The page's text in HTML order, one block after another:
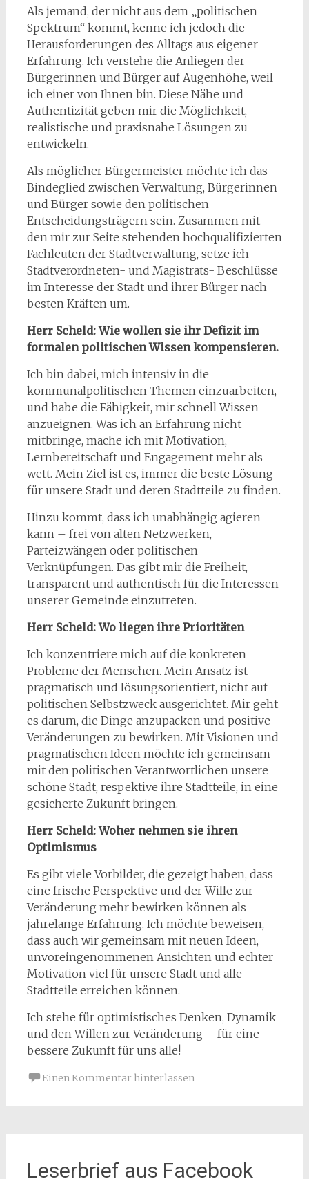
Als jemand, der nicht aus dem „politischen
Spektrum“ kommt, kenne ich jedoch die
Herausforderungen des Alltags aus eigener
Erfahrung. Ich verstehe die Anliegen der
Bürgerinnen und Bürger auf Augenhöhe, weil
ich einer von Ihnen bin. Diese Nähe und
Authentizität geben mir die Möglichkeit,
realistische und praxisnahe Lösungen zu
entwickeln.
Als möglicher Bürgermeister möchte ich das
Bindeglied zwischen Verwaltung, Bürgerinnen
und Bürger sowie den politischen
Entscheidungsträgern sein. Zusammen mit
den mir zur Seite stehenden hochqualifizierten
Fachleuten der Stadtverwaltung, setze ich
Stadtverordneten- und Magistrats- Beschlüsse
im Interesse der Stadt und ihrer Bürger nach
besten Kräften um.
Herr Scheld: Wie wollen sie ihr Defizit im
formalen politischen Wissen kompensieren.
Ich bin dabei, mich intensiv in die
kommunalpolitischen Themen einzuarbeiten,
und habe die Fähigkeit, mir schnell Wissen
anzueignen. Was ich an Erfahrung nicht
mitbringe, mache ich mit Motivation,
Lernbereitschaft und Engagement mehr als
wett. Mein Ziel ist es, immer die beste Lösung
für unsere Stadt und deren Stadtteile zu finden.
Hinzu kommt, dass ich unabhängig agieren
kann – frei von alten Netzwerken,
Parteizwängen oder politischen
Verknüpfungen. Das gibt mir die Freiheit,
transparent und authentisch für die Interessen
unserer Gemeinde einzutreten.
Herr Scheld: Wo liegen ihre Prioritäten
Ich konzentriere mich auf die konkreten
Probleme der Menschen. Mein Ansatz ist
pragmatisch und lösungsorientiert, nicht auf
politischen Selbstzweck ausgerichtet. Mir geht
es darum, die Dinge anzupacken und positive
Veränderungen zu bewirken. Mit Visionen und
pragmatischen Ideen möchte ich gemeinsam
mit den politischen Verantwortlichen unsere
schöne Stadt, respektive ihre Stadtteile, in eine
gesicherte Zukunft bringen.
Herr Scheld: Woher nehmen sie ihren
Optimismus
Es gibt viele Vorbilder, die gezeigt haben, dass
eine frische Perspektive und der Wille zur
Veränderung mehr bewirken können als
jahrelange Erfahrung. Ich möchte beweisen,
dass auch wir gemeinsam mit neuen Ideen,
unvoreingenommenen Ansichten und echter
Motivation viel für unsere Stadt und alle
Stadtteile erreichen können.
Ich stehe für optimistisches Denken, Dynamik
und den Willen zur Veränderung – für eine
bessere Zukunft für uns alle!
Einen Kommentar hinterlassen
Leserbrief aus Facebook